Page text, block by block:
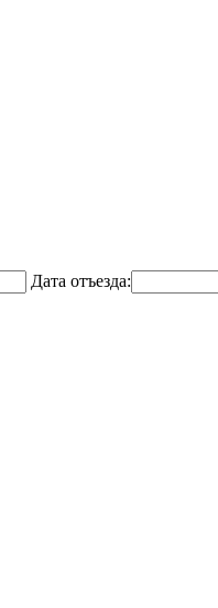
Дата отъезда: